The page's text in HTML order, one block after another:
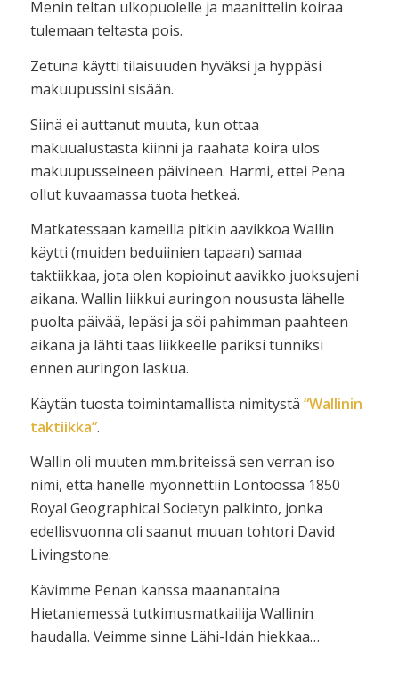
Menin teltan ulkopuolelle ja maanittelin koiraa
tulemaan teltasta pois.
Zetuna käytti tilaisuuden hyväksi ja hyppäsi
makuupussini sisään.
Siinä ei auttanut muuta, kun ottaa
makuualustasta kiinni ja raahata koira ulos
makuupusseineen päivineen. Harmi, ettei Pena
ollut kuvaamassa tuota hetkeä.
Matkatessaan kameilla pitkin aavikkoa Wallin
käytti (muiden beduiinien tapaan) samaa
taktiikkaa, jota olen kopioinut aavikko juoksujeni
aikana. Wallin liikkui auringon noususta lähelle
puolta päivää, lepäsi ja söi pahimman paahteen
aikana ja lähti taas liikkeelle pariksi tunniksi
ennen auringon laskua.
Käytän tuosta toimintamallista nimitystä “Wallinin
taktiikka”.
Wallin oli muuten mm.briteissä sen verran iso
nimi, että hänelle myönnettiin Lontoossa 1850
Royal Geographical Societyn palkinto, jonka
edellisvuonna oli saanut muuan tohtori David
Livingstone.
Kävimme Penan kanssa maanantaina
Hietaniemessä tutkimusmatkailija Wallinin
haudalla. Veimme sinne Lähi-Idän hiekkaa…